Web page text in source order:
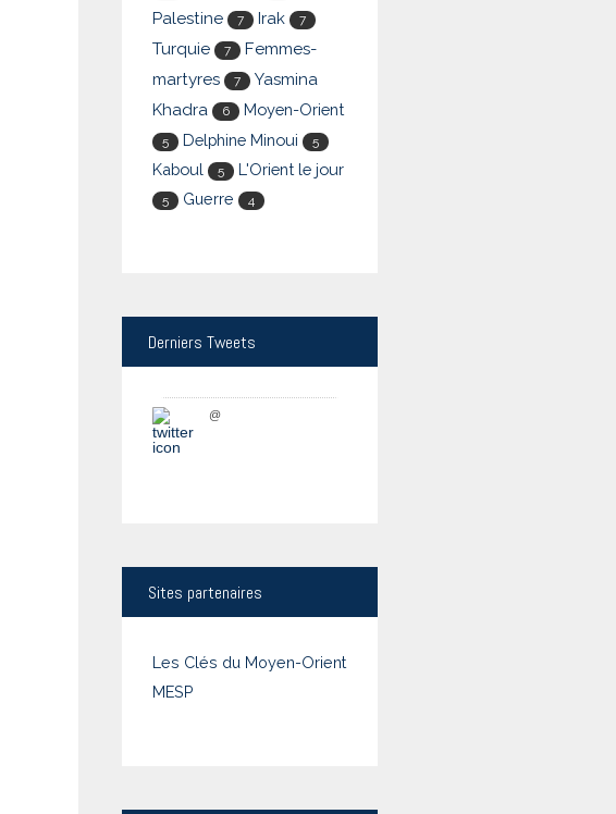
Palestine 7 Irak 7
Turquie 7
Femmes-
martyres
7
Yasmina
Khadra
6 Moyen-Orient
5 Delphine Minoui 5
Kaboul 5 L'Orient le jour
5 Guerre 4
Derniers Tweets
@
Sites partenaires
Les Clés du Moyen-Orient
MESP